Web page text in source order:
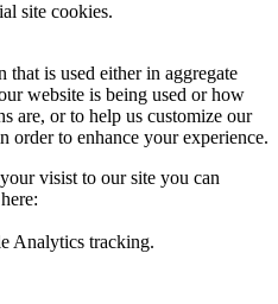
site cookies.
is used either in aggregate
website is being used or how
are, or to help us customize our
order to enhance your experience.
visist to our site you can
Analytics tracking.